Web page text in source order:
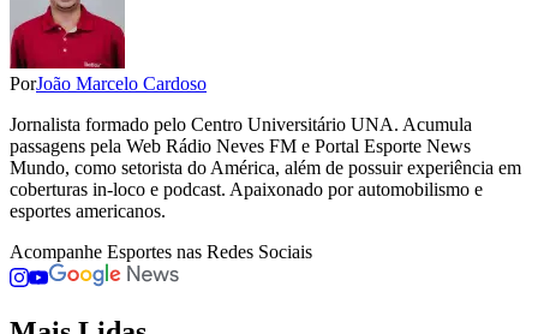
PorJoão Marcelo Cardoso
Jornalista formado pelo Centro Universitário UNA. Acumula
passagens pela Web Rádio Neves FM e Portal Esporte News
Mundo, como setorista do América, além de possuir experiência em
coberturas in-loco e podcast. Apaixonado por automobilismo e
esportes americanos.
Acompanhe Esportes nas Redes Sociais